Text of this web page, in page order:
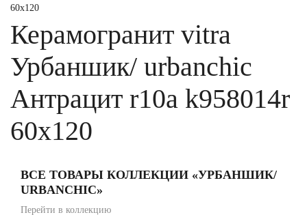
60x120
Керамогранит vitra
Урбаншик/ urbanchic
Антрацит r10a k958014r
60x120
ВСЕ ТОВАРЫ КОЛЛЕКЦИИ «УРБАНШИК/
URBANCHIC»
Перейти в коллекцию